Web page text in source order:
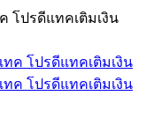
โปรดีแทคเติมเงิน